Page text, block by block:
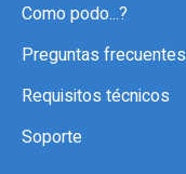
Como podo...?
Preguntas frecuentes
Requisitos técnicos
Soporte